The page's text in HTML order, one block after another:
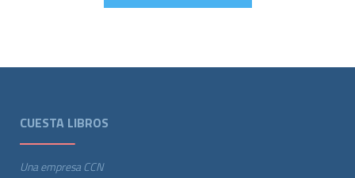
CUESTA LIBROS
Una empresa CCN